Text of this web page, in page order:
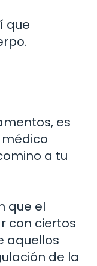
que
es
a tu
que el
con ciertos
aquellos
de la